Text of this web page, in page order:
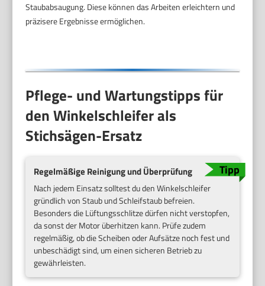
Staubabsaugung. Diese können das Arbeiten erleichtern und
präzisere Ergebnisse ermöglichen.
Pflege- und Wartungstipps für
den Winkelschleifer als
Stichsägen-Ersatz
Regelmäßige Reinigung und Überprüfung
Nach jedem Einsatz solltest du den Winkelschleifer
gründlich von Staub und Schleifstaub befreien.
Besonders die Lüftungsschlitze dürfen nicht verstopfen,
da sonst der Motor überhitzen kann. Prüfe zudem
regelmäßig, ob die Scheiben oder Aufsätze noch fest und
unbeschädigt sind, um einen sicheren Betrieb zu
gewährleisten.